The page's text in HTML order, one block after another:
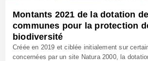
Montants 2021 de la dotation
communes pour la protection
biodiversité
Créée en 2019 et ciblée initialement sur
concernées par un site Natura 2000, la